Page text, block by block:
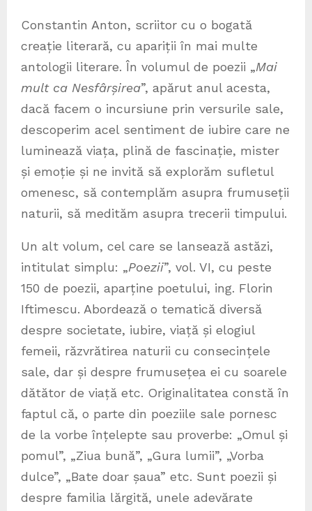
Constantin Anton, scriitor cu o bogată
creație literară, cu apariții în mai multe
antologii literare. În volumul de poezii „Mai
mult ca Nesfârșirea”, apărut anul acesta,
dacă facem o incursiune prin versurile sale,
descoperim acel sentiment de iubire care ne
luminează viața, plină de fascinație, mister
și emoție și ne invită să explorăm sufletul
omenesc, să contemplăm asupra frumuseții
naturii, să medităm asupra trecerii timpului.
Un alt volum, cel care se lansează astăzi,
intitulat simplu: „Poezii”, vol. VI, cu peste
150 de poezii, aparține poetului, ing. Florin
Iftimescu. Abordează o tematică diversă
despre societate, iubire, viață și elogiul
femeii, răzvrătirea naturii cu consecințele
sale, dar și despre frumusețea ei cu soarele
dătător de viață etc. Originalitatea constă în
faptul că, o parte din poeziile sale pornesc
de la vorbe înțelepte sau proverbe: „Omul și
pomul”, „Ziua bună”, „Gura lumii”, „Vorba
dulce”, „Bate doar șaua” etc. Sunt poezii și
despre familia lărgită, unele adevărate